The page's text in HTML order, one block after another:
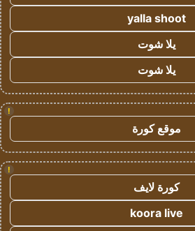
yalla shoot
يلا شوت
يلا شوت
!
موقع كورة
!
كورة لايف
koora live